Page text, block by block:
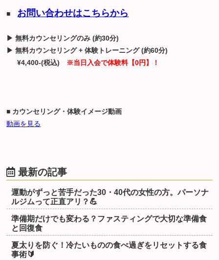
■ お問い合わせはこちらから
▶ 無料カウンセリングのみ (約30分)
▶ 無料カウンセリング + 体験トレーニング (約60分)
¥4,400-(税込) ※当日入会で体験料【0円】！
■ カウンセリング・体験イメージ動画
動画を見る
最新の記事
運動がずっと苦手だった30・40代の女性の方。パーソナ
ルジムって正直アリ？💪
準備期だけでも変わる？ファスティングで大切な準備食
と回復食
夏太りを防ぐ！冷たいものの食べ過ぎをリセットする食
事術🔰